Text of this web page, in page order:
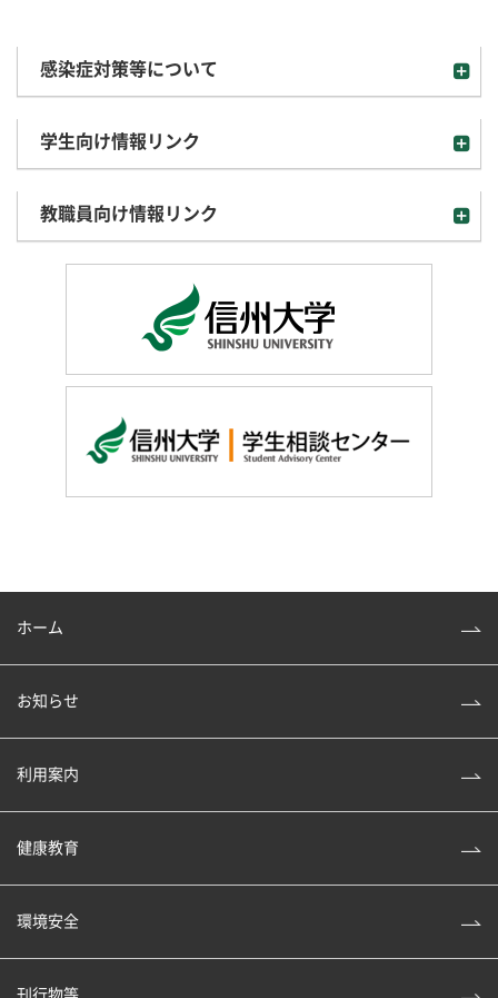
感染症対策等について
学生向け情報リンク
教職員向け情報リンク
ホーム
お知らせ
利用案内
健康教育
環境安全